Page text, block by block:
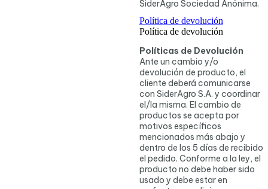
SiderAgro Sociedad Anónima.
Política de devolución
Política de devolución
Políticas de Devolución
Ante un cambio y/o
devolución de producto, el
cliente deberá comunicarse
con SiderAgro S.A. y coordinar
el/la misma. El cambio de
productos se acepta por
motivos específicos
mencionados más abajo y
dentro de los 5 días de recibido
el pedido. Conforme a la ley, el
producto no debe haber sido
usado y debe estar en